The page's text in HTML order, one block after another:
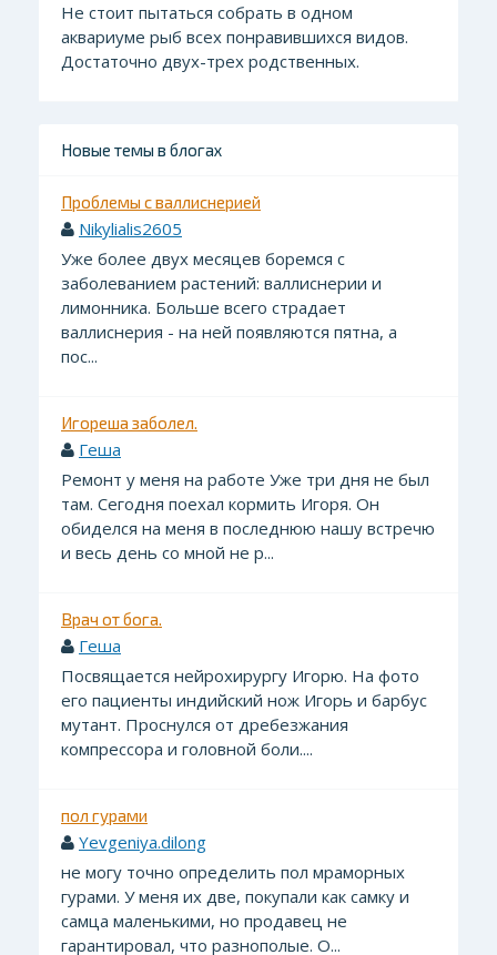
Не стоит пытаться собрать в одном
аквариуме рыб всех понравившихся видов.
Достаточно двух-трех родственных.
Новые темы в блогах
Проблемы с валлиснерией
Nikylialis2605
Уже более двух месяцев боремся с
заболеванием растений: валлиснерии и
лимонника. Больше всего страдает
валлиснерия - на ней появляются пятна, а
пос...
Игореша заболел.
Геша
Ремонт у меня на работе Уже три дня не был
там. Сегодня поехал кормить Игоря. Он
обиделся на меня в последнюю нашу встречю
и весь день со мной не р...
Врач от бога.
Геша
Посвящается нейрохирургу Игорю. На фото
его пациенты индийский нож Игорь и барбус
мутант. Проснулся от дребезжания
компрессора и головной боли....
пол гурами
Yevgeniya.dilong
не могу точно определить пол мраморных
гурами. У меня их две, покупали как самку и
самца маленькими, но продавец не
гарантировал, что разнополые. О...